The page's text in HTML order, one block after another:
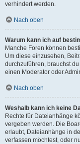
verhindert werden.
Nach oben
Warum kann ich auf
Manche Foren können
Um diese einzusehen,
durchzuführen, brauchst
einen Moderator oder
Nach oben
Weshalb kann ich keine
Rechte für Dateianhänge
vergeben werden. Die
erlaubt, Dateianhänge in
verfassen möchtest, oder